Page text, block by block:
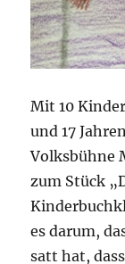
Mit 10
und 17
Volksbühne
zum Stück
es darum,
satt hat,